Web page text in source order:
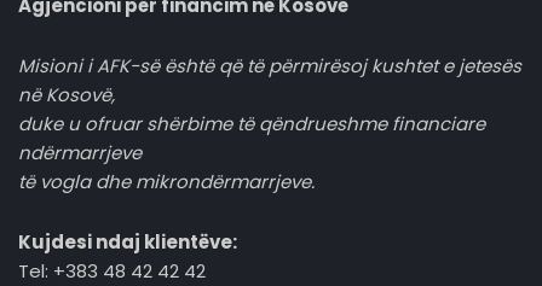
Agjencioni për financim në Kosovë
Misioni i AFK-së është që të përmirësoj kushtet e jetesës
në Kosovë,
duke u ofruar shërbime të qëndrueshme financiare
ndërmarrjeve
të vogla dhe mikrondërmarrjeve.
Kujdesi ndaj klientëve:
Tel: +383 48 42 42 42